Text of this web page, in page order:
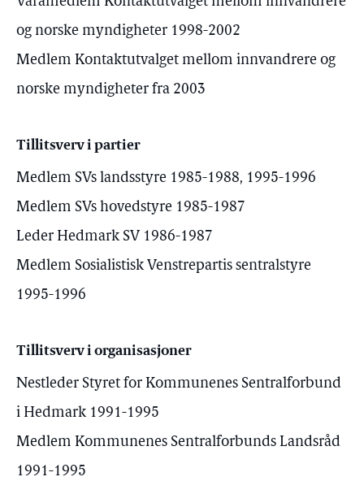
og norske myndigheter 1998-2002
Medlem Kontaktutvalget mellom innvandrere og
norske myndigheter fra 2003
Tillitsverv i partier
Medlem SVs landsstyre 1985-1988, 1995-1996
Medlem SVs hovedstyre 1985-1987
Leder Hedmark SV 1986-1987
Medlem Sosialistisk Venstrepartis sentralstyre
1995-1996
Tillitsverv i organisasjoner
Nestleder Styret for Kommunenes Sentralforbund
i Hedmark 1991-1995
Medlem Kommunenes Sentralforbunds Landsråd
1991-1995